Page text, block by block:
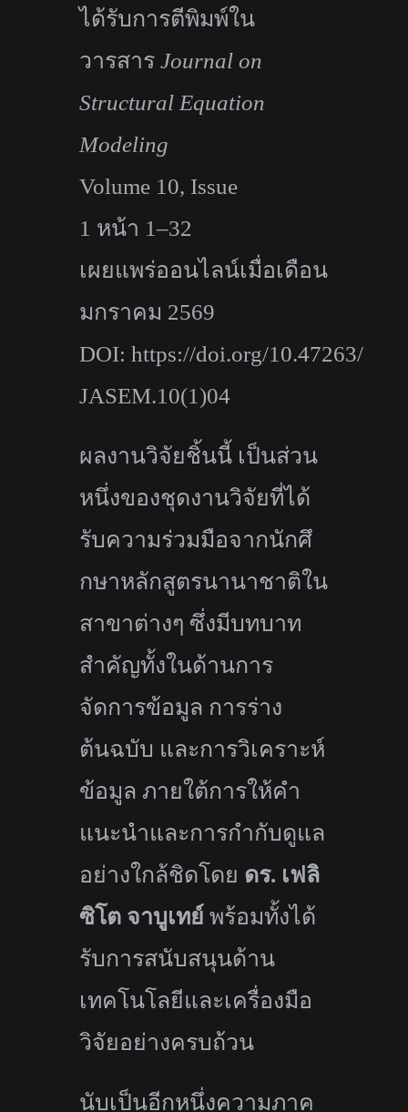
ได้รับการตีพิมพ์ใน
วารสารJournal on
Structural Equation
Modeling
Volume 10, Issue
1 หน้า 1–32
เผยแพร่ออนไลน์เมื่อเดือน
มกราคม 2569
DOI:https://doi.org/10.47263/
JASEM.10(1)04
ผลงานวิจัยชิ้นนี้ เป็นส่วน
หนึ่งของชุดงานวิจัยที่ได้
รับความร่วมมือจากนักศึ
กษาหลักสูตรนานาชาติใน
สาขาต่างๆ ซึ่งมีบทบาท
สำคัญทั้งในด้านการ
จัดการข้อมูล การร่าง
ต้นฉบับ และการวิเคราะห์
ข้อมูล ภายใต้การให้คำ
แนะนำและการกำกับดูแล
อย่างใกล้ชิดโดย ดร. เฟลิ
ซิโต จาบูเทย์ พร้อมทั้งได้
รับการสนับสนุนด้าน
เทคโนโลยีและเครื่องมือ
วิจัยอย่างครบถ้วน
นับเป็นอีกหนึ่งความภาค